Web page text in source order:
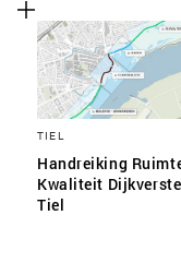
TIEL
Handreiking
Kwaliteit
Tiel